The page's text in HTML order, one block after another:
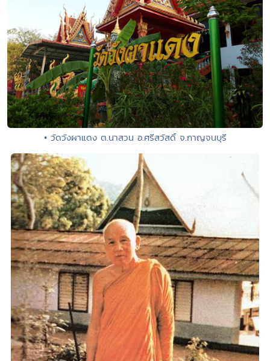
• วัดวังผาแดง ต.นาสวน อ.ศรีสวัสดิ์ จ.กาญจนบุรี